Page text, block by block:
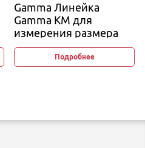
Gamma Линейка
Gamma KM для
измерения размера
спиц, 16 см
Подробнее